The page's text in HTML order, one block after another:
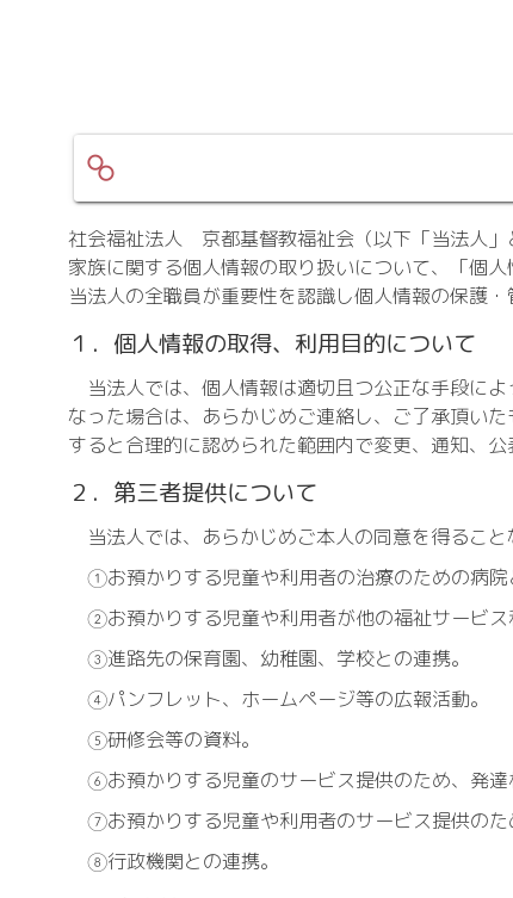
社会福祉法人 京都基督教福祉会（以下「当法人」
家族に関する個人情報の取り扱いについて、「個
当法人の全職員が重要性を認識し個人情報の保護・
１．個人情報の取得、利用目的について
当法人では、個人情報は適切且つ公正な手段によ
なった場合は、あらかじめご連絡し、ご了承頂い
すると合理的に認められた範囲内で変更、通知、公
２．第三者提供について
当法人では、あらかじめご本人の同意を得ること
①お預かりする児童や利用者の治療のための病院
②お預かりする児童や利用者が他の福祉サービス
③進路先の保育園、幼稚園、学校との連携。
④パンフレット、ホームページ等の広報活動。
⑤研修会等の資料。
⑥お預かりする児童のサービス提供のため、発達
⑦お預かりする児童や利用者のサービス提供のた
⑧行政機関との連携。